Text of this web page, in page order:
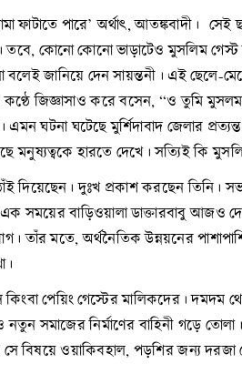
ফাটাতে পারে’ অর্থাৎ, আতঙ্কবাদী।
তবে, কোনো কোনো ভাড়াটেও মুসলিম
জানিয়ে দেন সায়ন্তনী। এই ছেলে-
কণ্ঠে জিজ্ঞাসাও করে বসেন, “ও তুমি
ঘটনা ঘটেছে মুর্শিদাবাদ জেলার
মনুষ্যত্বকে হারতে দেখে। সত্যিই কি
দিয়েছেন। দুঃখ প্রকাশ করছেন
এক সময়ের বাড়িওয়ালা ডাক্তারবাবু আজও
তাঁর মতে, অর্থনৈতিক উন্নয়নের
পেয়িং গেস্টের মালিকদের। দমদম
সমাজের নির্মাণের বাহিনী গড়ে
বিষয়ে ওয়াকিবহাল, পড়শির জন্য দরজা